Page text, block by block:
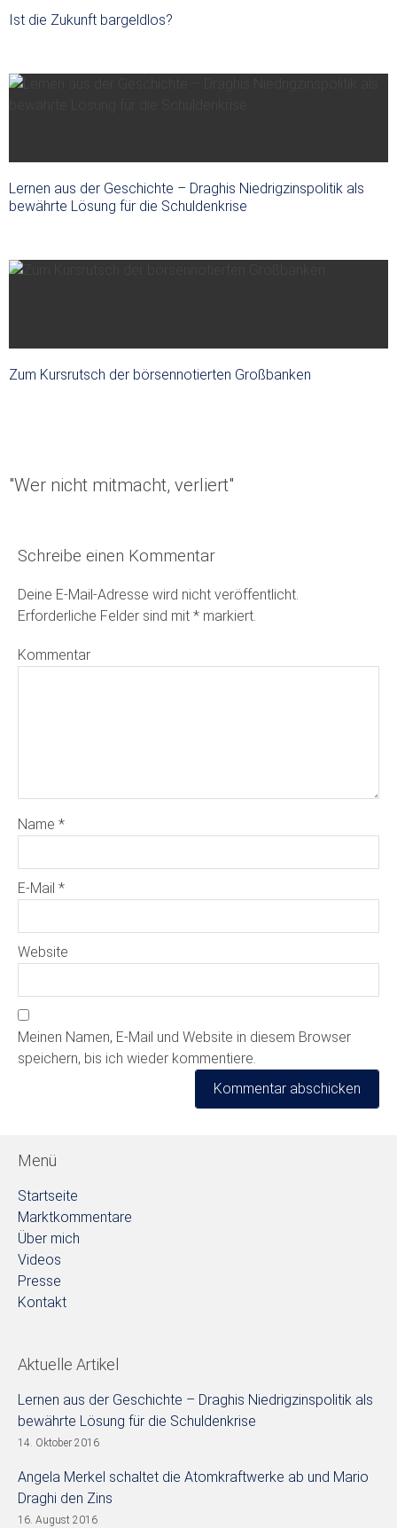
Ist die Zukunft bargeldlos?
Lernen aus der Geschichte – Draghis Niedrigzinspolitik als
bewährte Lösung für die Schuldenkrise
Zum Kursrutsch der börsennotierten Großbanken
"Wer nicht mitmacht, verliert"
Schreibe einen Kommentar
Deine E-Mail-Adresse wird nicht veröffentlicht.
Erforderliche Felder sind mit * markiert.
Kommentar
Name *
E-Mail *
Website
Meinen Namen, E-Mail und Website in diesem Browser
speichern, bis ich wieder kommentiere.
Menü
Startseite
Marktkommentare
Über mich
Videos
Presse
Kontakt
Aktuelle Artikel
Lernen aus der Geschichte – Draghis Niedrigzinspolitik als
bewährte Lösung für die Schuldenkrise
14. Oktober 2016
Angela Merkel schaltet die Atomkraftwerke ab und Mario
Draghi den Zins
16. August 2016